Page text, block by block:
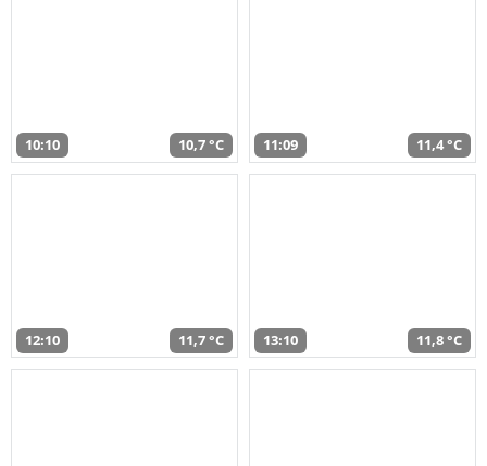
10:10 10,7 °C 11:09 11,4 °C
12:10 11,7 °C 13:10 11,8 °C